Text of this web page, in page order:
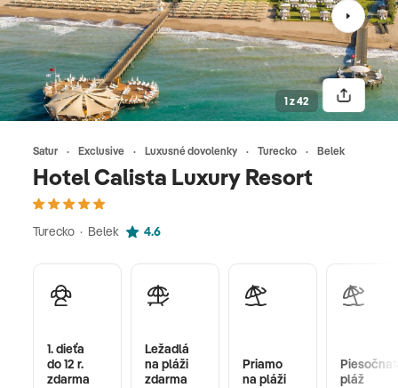
Satur Exclusive Luxusné dovolenky Turecko Belek
Hotel Calista Luxury Resort
Turecko · Belek 4.6
1 z 42
1. dieťa
do 12 r.
zdarma
Ležadlá
na pláži
zdarma
Priamo
na pláži
pláž